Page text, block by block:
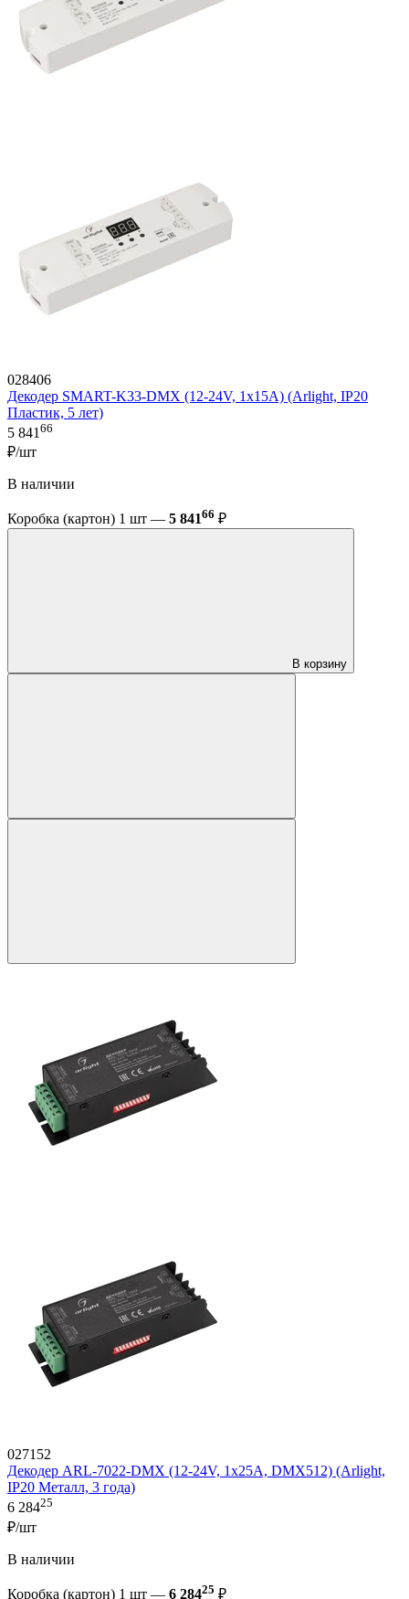
028406
Декодер SMART-K33-DMX (12-24V, 1x15A) (Arlight, IP20
Пластик, 5 лет)
5 841 66
₽/шт
В наличии
Коробка (картон) 1 шт — 5 84166 ₽
В корзину
027152
Декодер ARL-7022-DMX (12-24V, 1x25A, DMX512) (Arlight,
IP20 Металл, 3 года)
6 28425
₽/шт
В наличии
Коробка (картон) 1 шт — 6 28425 ₽